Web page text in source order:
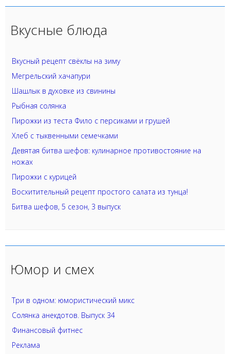
Вкусные блюда
Вкусный рецепт свёклы на зиму
Мегрельский хачапури
Шашлык в духовке из свинины
Рыбная солянка
Пирожки из теста Фило с персиками и грушей
Хлеб с тыквенными семечками
Девятая битва шефов: кулинарное противостояние на
ножах
Пирожки с курицей
Восхитительный рецепт простого салата из тунца!
Битва шефов, 5 сезон, 3 выпуск
Юмор и смех
Три в одном: юмористический микс
Солянка анекдотов. Выпуск 34
Финансовый фитнес
Реклама